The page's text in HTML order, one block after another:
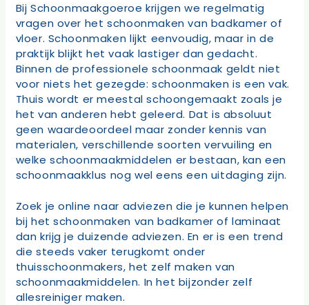
Bij Schoonmaakgoeroe krijgen we regelmatig
vragen over het schoonmaken van badkamer of
vloer. Schoonmaken lijkt eenvoudig, maar in de
praktijk blijkt het vaak lastiger dan gedacht.
Binnen de professionele schoonmaak geldt niet
voor niets het gezegde: schoonmaken is een vak.
Thuis wordt er meestal schoongemaakt zoals je
het van anderen hebt geleerd. Dat is absoluut
geen waardeoordeel maar zonder kennis van
materialen, verschillende soorten vervuiling en
welke schoonmaakmiddelen er bestaan, kan een
schoonmaakklus nog wel eens een uitdaging zijn.
Zoek je online naar adviezen die je kunnen helpen
bij het schoonmaken van badkamer of laminaat
dan krijg je duizende adviezen. En er is een trend
die steeds vaker terugkomt onder
thuisschoonmakers, het zelf maken van
schoonmaakmiddelen. In het bijzonder zelf
allesreiniger maken.